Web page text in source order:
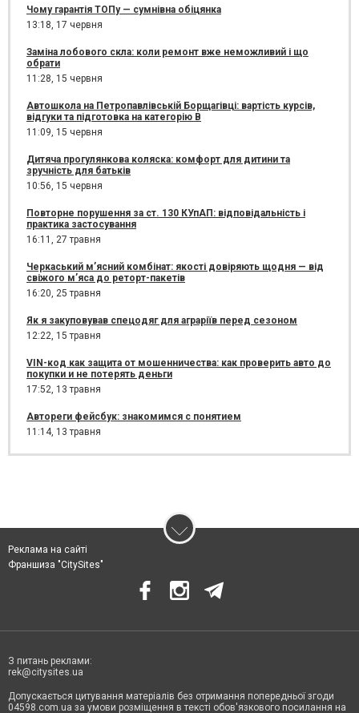
Чому гарантія ТОПу — сумнівна обіцянка
13:18, 17 червня
Заміна лобового скла: коли ремонт вже неможливий і що
обрати
11:28, 15 червня
Автошкола на Петропавлівській Борщагівці: вартість курсів,
відгуки та підготовка на категорію B
11:09, 15 червня
Дитяча прогулянкова коляска: комфорт для дитини та
зручність для батьків
10:56, 15 червня
Повторне порушення за ст. 130 КУпАП: відповідальність і
практика застосування
16:11, 27 травня
Черкаський м’ясний комбінат: якості довіряють щодня — від
свіжого м’яса до реторт-пакетів
16:20, 25 травня
Як я закуповував спецодяг для аграріїв перед сезоном
12:22, 15 травня
VIN-код как защита от мошенничества: как проверить авто до
покупки и не потерять деньги
17:52, 13 травня
Автореги фейсбук: знакомимся с понятием
11:14, 13 травня
Реклама на сайті
Франшиза "CitySites"
З питань реклами:
rek@citysites.ua
Допускається цитування матеріалів без отримання попередньої згоди
04598.com.ua за умови розміщення в тексті обов'язкового посилання на